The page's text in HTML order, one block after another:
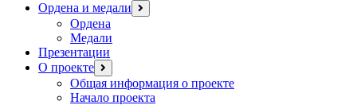
Ордена и медали открыть
меню
Ордена
Медали
Презентации
О проекте открыть
меню
Общая информация о проекте
Начало проекта